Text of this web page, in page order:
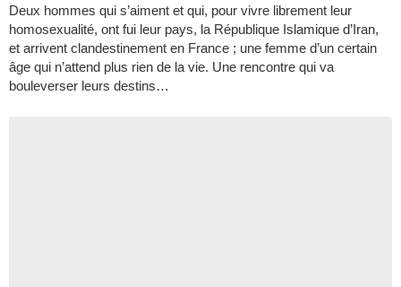
Deux hommes qui s’aiment et qui, pour vivre librement leur
homosexualité, ont fui leur pays, la République Islamique d’Iran,
et arrivent clandestinement en France ; une femme d’un certain
âge qui n’attend plus rien de la vie. Une rencontre qui va
bouleverser leurs destins…